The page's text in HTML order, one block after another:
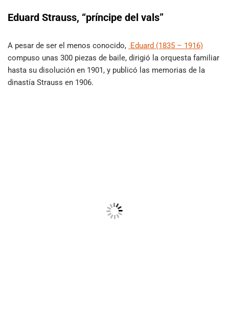
Eduard Strauss, “príncipe del vals”
A pesar de ser el menos conocido, Eduard (1835 – 1916)
compuso unas 300 piezas de baile, dirigió la orquesta familiar
hasta su disolución en 1901, y publicó las memorias de la
dinastía Strauss en 1906.